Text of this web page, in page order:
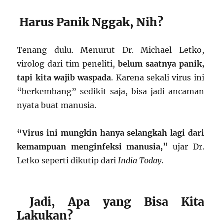
Harus Panik Nggak, Nih?
Tenang dulu. Menurut Dr. Michael Letko,
virolog dari tim peneliti, belum saatnya panik,
tapi kita wajib waspada. Karena sekali virus ini
“berkembang” sedikit saja, bisa jadi ancaman
nyata buat manusia.
“Virus ini mungkin hanya selangkah lagi dari
kemampuan menginfeksi manusia,” ujar Dr.
Letko seperti dikutip dariIndia Today.
Jadi, Apa yang Bisa Kita
Lakukan?